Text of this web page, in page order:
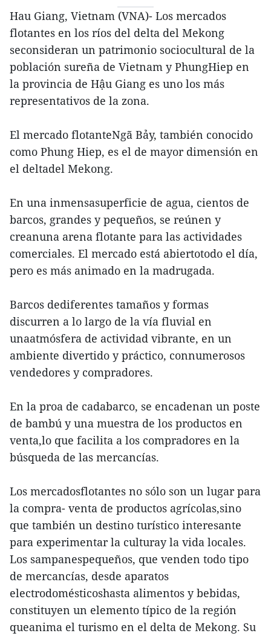
Hau Giang, Vietnam (VNA)- Los mercados
flotantes en los ríos del delta del Mekong
seconsideran un patrimonio sociocultural de la
población sureña de Vietnam y PhungHiep en
la provincia de Hậu Giang es uno los más
representativos de la zona.
El mercado flotanteNgã Bảy, también conocido
como Phung Hiep, es el de mayor dimensión en
el deltadel Mekong.
En una inmensasuperficie de agua, cientos de
barcos, grandes y pequeños, se reúnen y
creanuna arena flotante para las actividades
comerciales. El mercado está abiertotodo el día,
pero es más animado en la madrugada.
Barcos dediferentes tamaños y formas
discurren a lo largo de la vía fluvial en
unaatmósfera de actividad vibrante, en un
ambiente divertido y práctico, connumerosos
vendedores y compradores.
En la proa de cadabarco, se encadenan un poste
de bambú y una muestra de los productos en
venta,lo que facilita a los compradores en la
búsqueda de las mercancías.
Los mercadosflotantes no sólo son un lugar para
la compra- venta de productos agrícolas,sino
que también un destino turístico interesante
para experimentar la culturay la vida locales.
Los sampanespequeños, que venden todo tipo
de mercancías, desde aparatos
electrodomésticoshasta alimentos y bebidas,
constituyen un elemento típico de la región
queanima el turismo en el delta de Mekong. Su